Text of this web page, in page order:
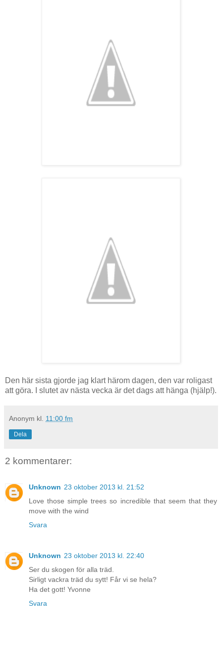
Den här sista gjorde jag klart härom dagen, den var roligast
att göra. I slutet av nästa vecka är det dags att hänga (hjälp!).
Anonym kl. 11:00 fm
Dela
2 kommentarer:
Unknown 23 oktober 2013 kl. 21:52
Love those simple trees so incredible that seem that they
move with the wind
Svara
Unknown 23 oktober 2013 kl. 22:40
Ser du skogen för alla träd.
Sirligt vackra träd du sytt! Får vi se hela?
Ha det gott! Yvonne
Svara